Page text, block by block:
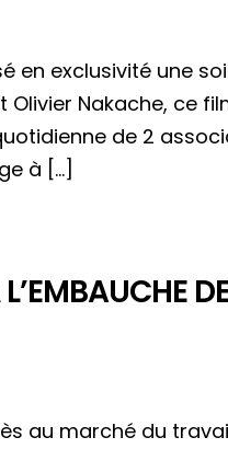
en exclusivité une
Olivier Nakache, ce
de 2
à […]
au marché du